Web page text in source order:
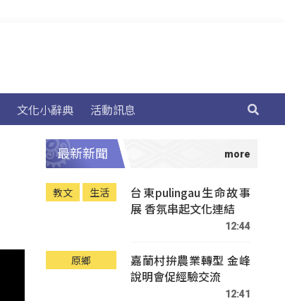
文化小辭典 活動訊息
最新新聞
教文 生活
台東pulingau生命故事
展 香氛串起文化連結
12:44
原鄉
嘉蘭村拚農業轉型 金峰
說明會促經驗交流
12:41